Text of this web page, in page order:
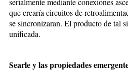
que crearía circuitos de
se sincronizaran. El producto de tal
unificada.
Searle y las propiedades